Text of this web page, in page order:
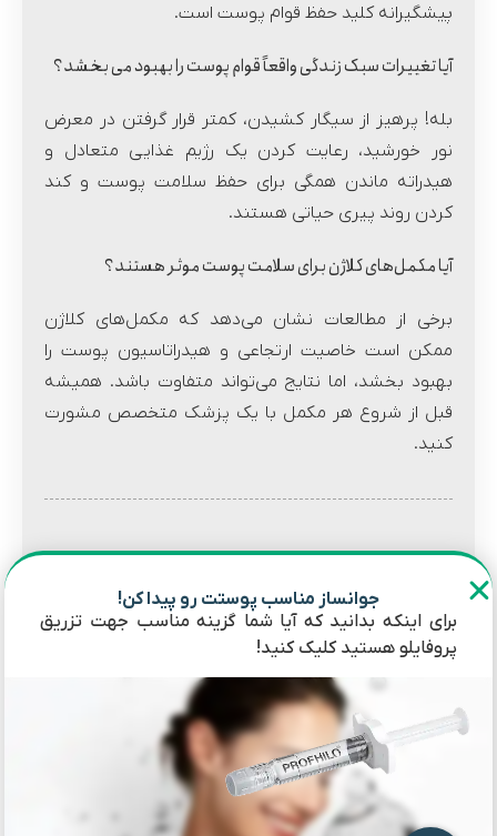
پیشگیرانه کلید حفظ قوام پوست است.
آیا تغییرات سبک زندگی واقعاً قوام پوست را بهبود می بخشد؟
بله! پرهیز از سیگار کشیدن، کمتر قرار گرفتن در معرض
نور خورشید، رعایت کردن یک رژیم غذایی متعادل و
هیدراته ماندن همگی برای حفظ سلامت پوست و کند
کردن روند پیری حیاتی هستند.
آیا مکمل‌های کلاژن برای سلامت پوست موثر هستند؟
برخی از مطالعات نشان می‌دهد که مکمل‌های کلاژن
ممکن است خاصیت ارتجاعی و هیدراتاسیون پوست را
بهبود بخشد، اما نتایج می‌تواند متفاوت باشد. همیشه
قبل از شروع هر مکمل با یک پزشک متخصص مشورت
کنید.
جوانساز مناسب پوستت رو پیدا کن!
برای اینکه بدانید که آیا شما گزینه مناسب جهت تزریق
پروفایلو هستید کلیک کنید!